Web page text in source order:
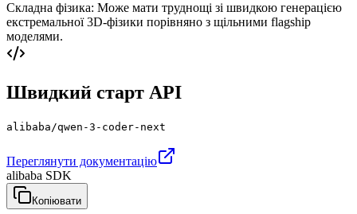
Складна фізика: Може мати труднощі зі швидкою генерацією
екстремальної 3D-фізики порівняно з щільними flagship
моделями.
Швидкий старт API
alibaba/qwen-3-coder-next
Переглянути документацію
alibaba SDK
Копіювати